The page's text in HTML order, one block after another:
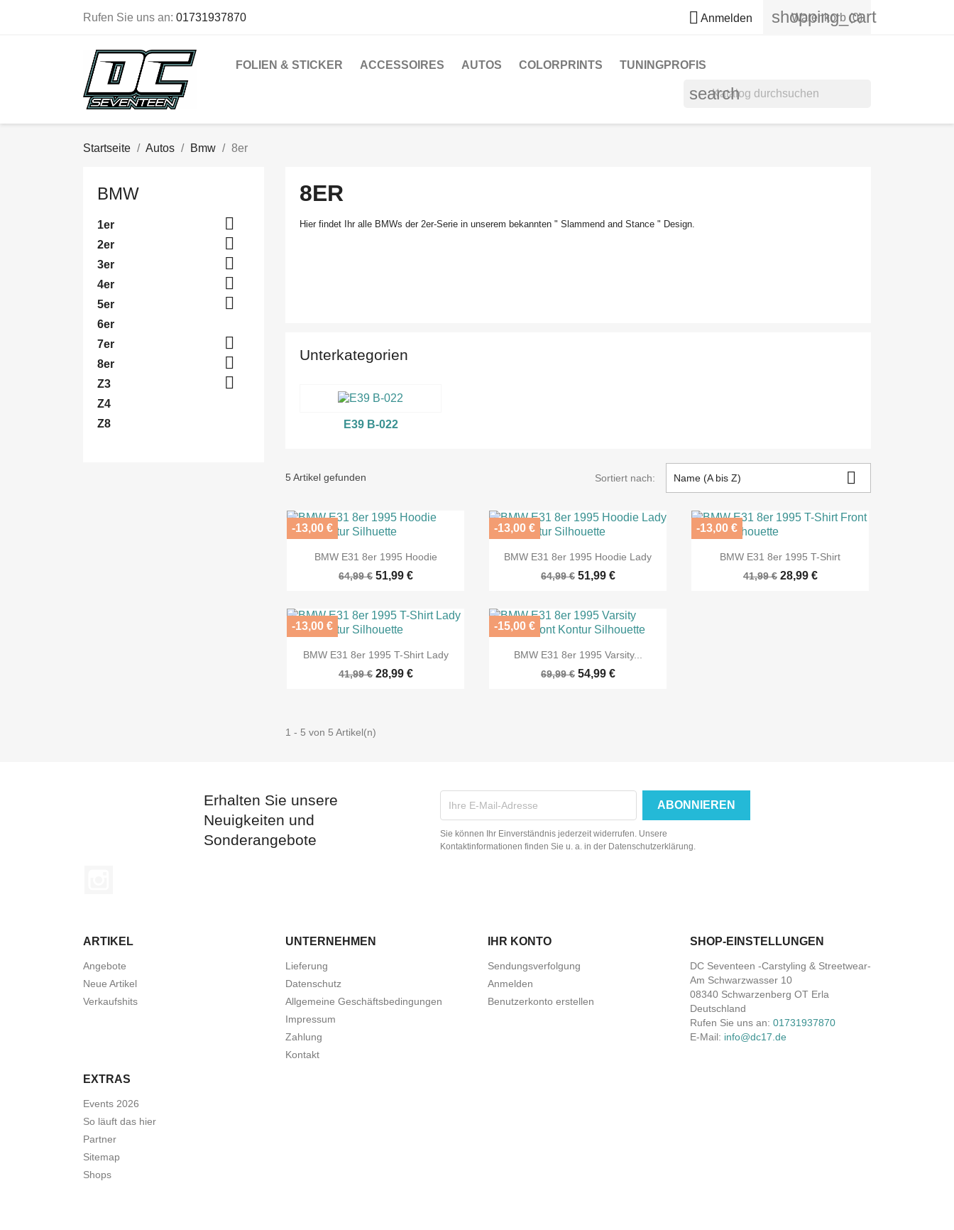
Rufen Sie uns an: 01731937870  Anmelden shopping_cart
Warenkorb (0)
FOLIEN & STICKER ACCESSOIRES AUTOS COLORPRINTS TUNINGPROFIS
search
Startseite Autos Bmw 8er
BMW
1er 
2er 
3er 
4er 
5er 
6er
7er

8er 
Z3 
Z4
Z8
8ER
Hier findet Ihr alle BMWs der 2er-Serie in unserem bekannten " Slammend and Stance " Design.
Unterkategorien
E39 B-022
5 Artikel gefunden Sortiert nach: Name (A bis Z) 
 Vorschau
BMW E31 8er 1995 Hoodie
64,99 € 51,99 €
-13,00 €
 Vorschau
BMW E31 8er 1995 Hoodie Lady
64,99 € 51,99 €
-13,00 €
 Vorschau
BMW E31 8er 1995 T-Shirt
41,99 € 28,99 €
-13,00 €
 Vorschau
BMW E31 8er 1995 T-Shirt Lady
41,99 € 28,99 €
-13,00 €
 Vorschau
BMW E31 8er 1995 Varsity...
69,99 € 54,99 €
-15,00 €
1 - 5 von 5 Artikel(n)
Erhalten Sie unsere
Neuigkeiten und
Sonderangebote
Sie können Ihr Einverständnis jederzeit widerrufen. Unsere
Kontaktinformationen finden Sie u. a. in der Datenschutzerklärung.
ARTIKEL
Angebote
Neue Artikel
Verkaufshits
UNTERNEHMEN
Lieferung
Datenschutz
Allgemeine Geschäftsbedingungen
Impressum
Zahlung
Kontakt
EXTRAS
Events 2026
So läuft das hier
Partner
Sitemap
Shops
IHR KONTO
Sendungsverfolgung
Anmelden
Benutzerkonto erstellen
SHOP-EINSTELLUNGEN
DC Seventeen -Carstyling & Streetwear-
Am Schwarzwasser 10
08340 Schwarzenberg OT Erla
Deutschland
Rufen Sie uns an: 01731937870
E-Mail: info@dc17.de